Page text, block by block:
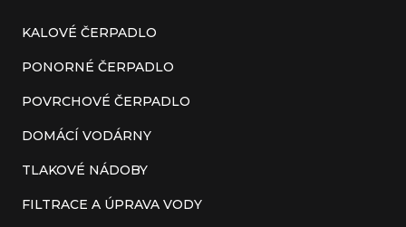
KALOVÉ ČERPADLO
PONORNÉ ČERPADLO
POVRCHOVÉ ČERPADLO
DOMÁCÍ VODÁRNY
TLAKOVÉ NÁDOBY
FILTRACE A ÚPRAVA VODY